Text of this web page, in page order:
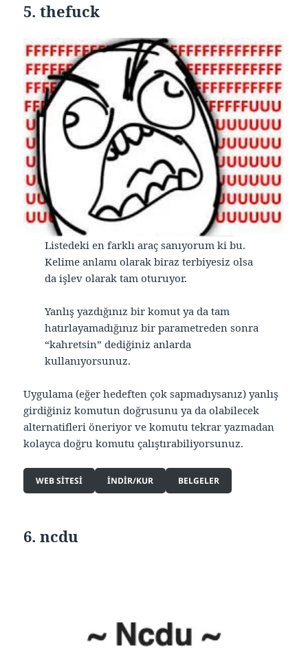
5. thefuck
Listedeki en farklı araç sanıyorum ki bu.
Kelime anlamı olarak biraz terbiyesiz olsa
da işlev olarak tam oturuyor.
Yanlış yazdığınız bir komut ya da tam
hatırlayamadığınız bir parametreden sonra
“kahretsin” dediğiniz anlarda
kullanıyorsunuz.
Uygulama (eğer hedeften çok sapmadıysanız) yanlış
girdiğiniz komutun doğrusunu ya da olabilecek
alternatifleri öneriyor ve komutu tekrar yazmadan
kolayca doğru komutu çalıştırabiliyorsunuz.
WEB SITESI INDIR/KUR BELGELER
6. ncdu